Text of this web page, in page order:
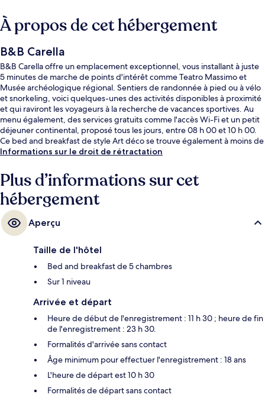
À propos de cet hébergement
B&B Carella
B&B Carella offre un emplacement exceptionnel, vous installant à juste
5 minutes de marche de points d'intérêt comme Teatro Massimo et
Musée archéologique régional. Sentiers de randonnée à pied ou à vélo
et snorkeling, voici quelques-unes des activités disponibles à proximité
et qui raviront les voyageurs à la recherche de vacances sportives. Au
menu également, des services gratuits comme l'accès Wi-Fi et un petit
déjeuner continental, proposé tous les jours, entre 08 h 00 et 10 h 00.
Ce bed and breakfast de style Art déco se trouve également à moins de
10 minutes à pied de Port de Palerme et de Via Roma.
Informations sur le droit de rétractation
Plus d’informations sur cet
hébergement
Aperçu
Taille de l'hôtel
Bed and breakfast de 5 chambres
Sur 1 niveau
Arrivée et départ
Heure de début de l'enregistrement : 11 h 30 ; heure de fin
de l'enregistrement : 23 h 30.
Formalités d'arrivée sans contact
Âge minimum pour effectuer l'enregistrement : 18 ans
L'heure de départ est 10 h 30
Formalités de départ sans contact